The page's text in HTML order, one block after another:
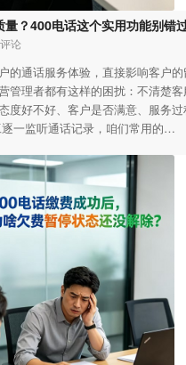
量？400电话这个实用功能别错
论
的通话服务体验，直接影响客户的
管理者都有这样的困扰：不清楚客
度好不好、客户是否满意、服务
一监听通话记录，咱们常用的…